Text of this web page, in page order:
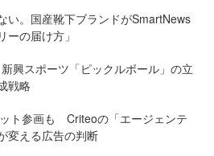
い。国産靴下ブランドがSmartNews
ーの届け方」
新興スポーツ「ピックルボール」の立
戦略
ト参画も Criteoの「エージェンテ
変える広告の判断